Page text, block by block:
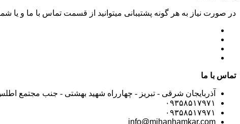
در صورت نیاز به هر گونه پشتیبانی میتوانید از قسمت تماس با ما و یا
تماس با ما
آذربایجان شرقی - تبریز - چهارراه شهید بهشتی - جنب مجتمع
۰۹۳۵۸۵۱۷۹۷۱
۰۹۳۵۸۵۱۷۹۷۱
info@mihanhamkar.com